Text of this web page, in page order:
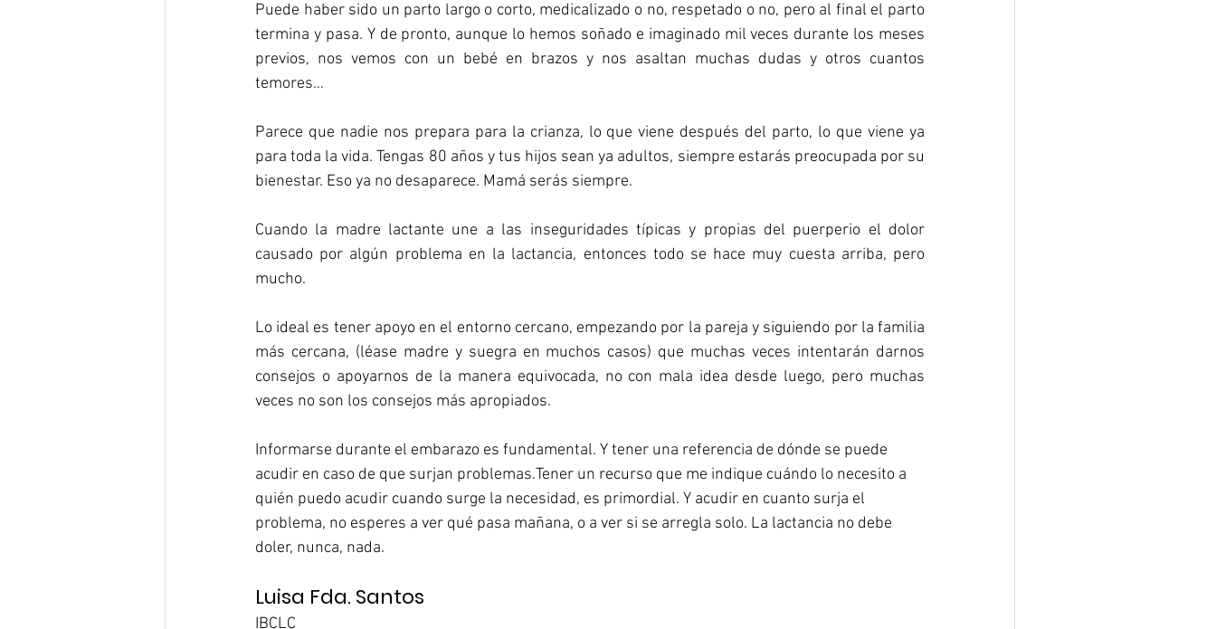
Puede haber sido un parto largo o corto, medicalizado o no, respetado o no, pero al final el parto
termina y pasa. Y de pronto, aunque lo hemos soñado e imaginado mil veces durante los meses
previos, nos vemos con un bebé en brazos y nos asaltan muchas dudas y otros cuantos
temores…
Parece que nadie nos prepara para la crianza, lo que viene después del parto, lo que viene ya
para toda la vida. Tengas 80 años y tus hijos sean ya adultos, siempre estarás preocupada por su
bienestar. Eso ya no desaparece. Mamá serás siempre.
Cuando la madre lactante une a las inseguridades típicas y propias del puerperio el dolor
causado por algún problema en la lactancia, entonces todo se hace muy cuesta arriba, pero
mucho.
Lo ideal es tener apoyo en el entorno cercano, empezando por la pareja y siguiendo por la familia
más cercana, (léase madre y suegra en muchos casos) que muchas veces intentarán darnos
consejos o apoyarnos de la manera equivocada, no con mala idea desde luego, pero muchas
veces no son los consejos más apropiados.
Informarse durante el embarazo es fundamental. Y tener una referencia de dónde se puede
acudir en caso de que surjan problemas.Tener un recurso que me indique cuándo lo necesito a
quién puedo acudir cuando surge la necesidad, es primordial. Y acudir en cuanto surja el
problema, no esperes a ver qué pasa mañana, o a ver si se arregla solo. La lactancia no debe
doler, nunca, nada.
Luisa Fda. Santos
IBCLC